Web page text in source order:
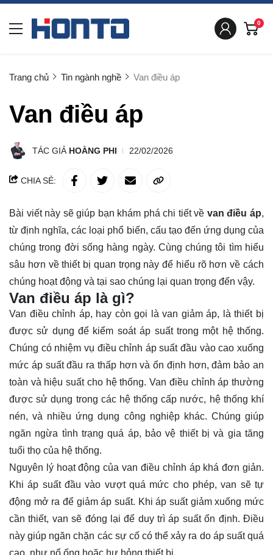
0
Trang chủ Tin ngành nghề Van điều áp
Van điều áp
TÁC GIẢ HOÀNG PHI 22/02/2026
CHIA SẺ:
Bài viết này sẽ giúp bạn khám phá chi tiết về van điều áp,
từ định nghĩa, các loại phổ biến, cấu tạo đến ứng dụng của
chúng trong đời sống hàng ngày. Cùng chúng tôi tìm hiểu
sâu hơn về thiết bị quan trọng này để hiểu rõ hơn về cách
chúng hoạt động và tại sao chúng lại quan trọng đến vậy.
Van điều áp là gì?
Van điều chỉnh áp, hay còn gọi là van giảm áp, là thiết bị
được sử dụng để kiểm soát áp suất trong một hệ thống.
Chúng có nhiệm vụ điều chỉnh áp suất đầu vào cao xuống
mức áp suất đầu ra thấp hơn và ổn định hơn, đảm bảo an
toàn và hiệu suất cho hệ thống. Van điều chỉnh áp thường
được sử dụng trong các hệ thống cấp nước, hệ thống khí
nén, và nhiều ứng dụng công nghiệp khác. Chúng giúp
ngăn ngừa tình trạng quá áp, bảo vệ thiết bị và gia tăng
tuổi thọ của hệ thống.
Nguyên lý hoạt động của van điều chỉnh áp khá đơn giản.
Khi áp suất đầu vào vượt quá mức cho phép, van sẽ tự
động mở ra để giảm áp suất. Khi áp suất giảm xuống mức
cần thiết, van sẽ đóng lại để duy trì áp suất ổn định. Điều
này giúp ngăn chặn các sự cố có thể xảy ra do áp suất quá
cao, như nổ ống hoặc hư hỏng thiết bị.